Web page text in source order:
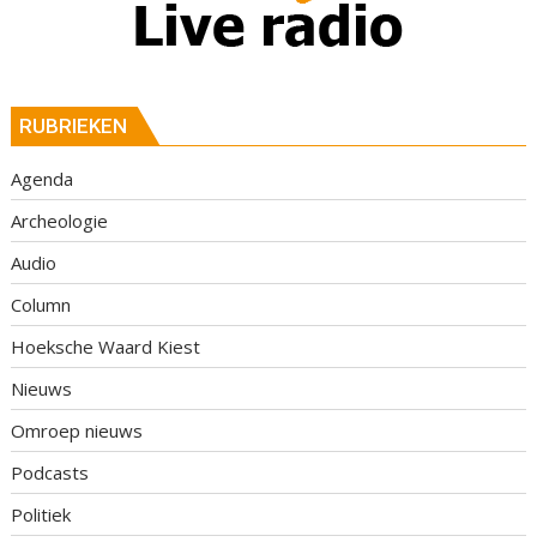
RUBRIEKEN
Agenda
Archeologie
Audio
Column
Hoeksche Waard Kiest
Nieuws
Omroep nieuws
Podcasts
Politiek